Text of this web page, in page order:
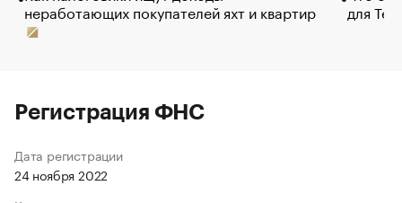
неработающих покупателей яхт и квартир
для
Регистрация ФНС
Дата регистрации
24 ноября 2022